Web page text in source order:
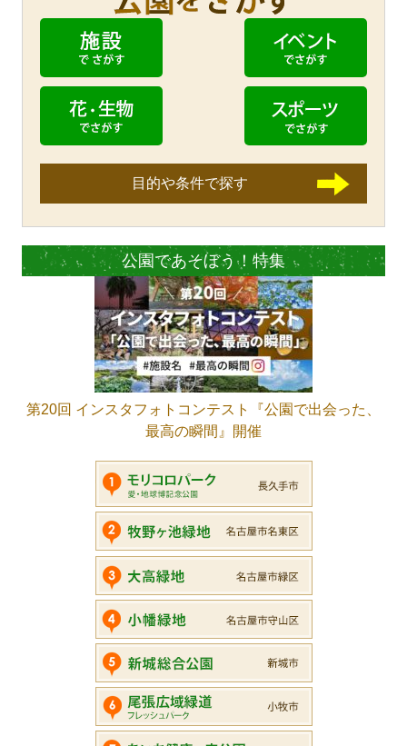
目的や条件で探す
公園であそぼう！特集
第20回 インスタフォトコンテスト『公園で出会った、
最高の瞬間』開催